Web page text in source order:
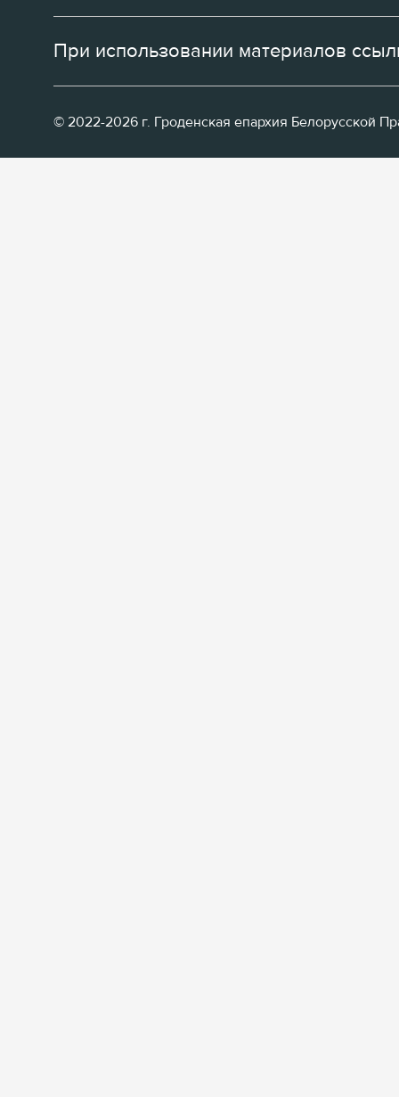
При использовании материалов
© 2022-2026 г. Гроденская епархия Белорусской